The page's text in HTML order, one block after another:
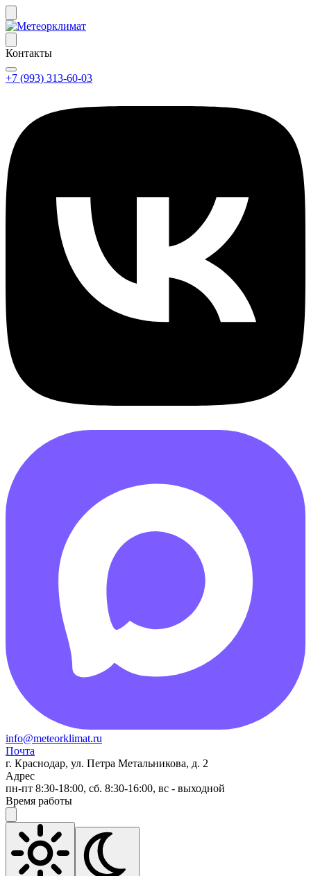
Контакты
+7 (993) 313-60-03
info@meteorklimat.ru
Почта
г. Краснодар, ул. Петра Метальникова, д. 2
Адрес
пн-пт 8:30-18:00, сб. 8:30-16:00, вс - выходной
Время работы